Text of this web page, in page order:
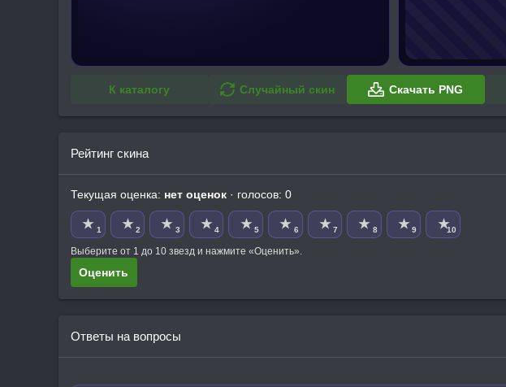
К каталогу Случайный скин Скачать PNG
Рейтинг скина
Текущая оценка: нет оценок · голосов: 0
★ 1 ★ 2 ★ 3 ★ 4 ★ 5 ★ 6 ★ 7 ★ 8 ★ 9 ★10
Выберите от 1 до 10 звезд и нажмите «Оценить».
Оценить
Ответы на вопросы